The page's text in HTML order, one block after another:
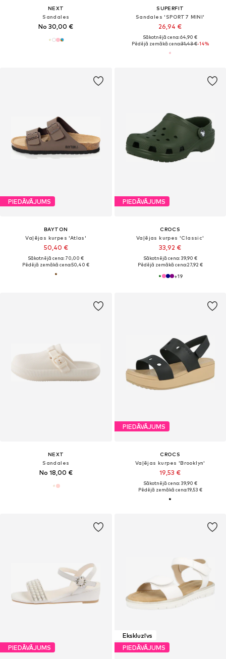
NEXT
Sandales
No 30,00 €
SUPERFIT
Sandales 'SPORT7 MINI'
26,94 €
Sākotnējā cena: 64,90 €
Pēdējā zemākā cena:31,43 €-14%
PIEDĀVĀJUMS
BAYTON
Vaļējas kurpes 'Atlas'
50,40 €
Sākotnējā cena: 70,00 €
Pēdējā zemākā cena:50,40 €
PIEDĀVĀJUMS
CROCS
Vaļējas kurpes 'Classic'
33,92 €
Sākotnējā cena: 39,90 €
Pēdējā zemākā cena:27,92 €
+19
NEXT
Sandales
No 18,00 €
PIEDĀVĀJUMS
CROCS
Vaļējas kurpes 'Brooklyn'
19,53 €
Sākotnējā cena: 39,90 €
Pēdējā zemākā cena:19,53 €
PIEDĀVĀJUMS
Ekskluzīvs
PIEDĀVĀJUMS